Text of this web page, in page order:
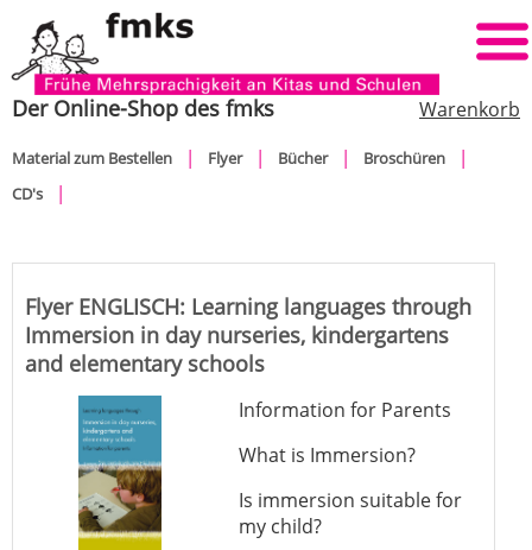
Warenkorb
Der Online-Shop des fmks
Navigation
überspringen
Material zum Bestellen Flyer Bücher
Broschüren
CD's
Flyer ENGLISCH: Learning languages through
Immersion in day nurseries, kindergartens
and elementary schools
Information for Parents
What is Immersion?
Is immersion suitable for
my child?